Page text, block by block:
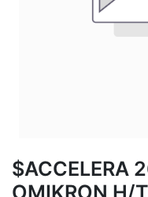
$ACCELERA
OMIKRON H/